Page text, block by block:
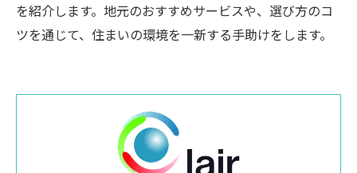
を紹介します。地元のおすすめサービスや、選び方のコ
ツを通じて、住まいの環境を一新する手助けをします。